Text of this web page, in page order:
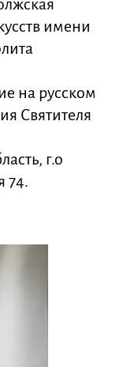
имени
на русском
Святителя
г.о
74.